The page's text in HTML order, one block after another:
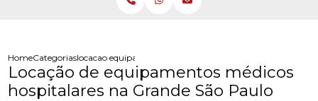
HomeCategoriaslocacao equipamentos medicos hospitalares grande sao
Locação de equipamentos médicos
hospitalares na Grande São Paulo